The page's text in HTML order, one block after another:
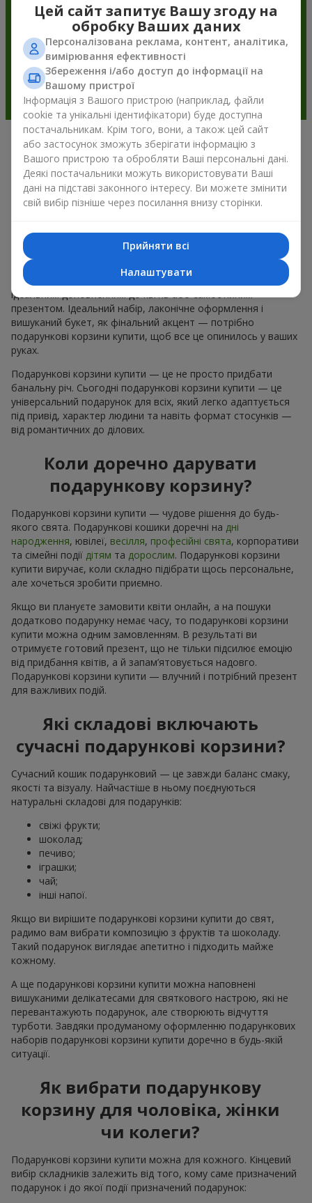
Подарункові корзини —
універсальний подарунок на будь-
яке свято
обмаль, у нас є для вас чудове перевірене рішення: ви
можете набір подарункові корзини купити. Подарункова
корзина з вишуканими смаколиками до свята, фруктами,
смачним чаєм чи, навіть, алкогольними напоями стає
ідеальним доповненням до квітів або самостійним
презентом. Ідеальний набір, лаконічне оформлення і
вишуканий букет, як фінальний акцент — потрібно
подарункові корзини купити, щоб все це опинилось у ваших
руках.
Подарункові корзини купити — це не просто придбати
банальну річ. Сьогодні подарункові корзини купити — це
універсальний подарунок для всіх, який легко адаптується
під привід, характер людини та навіть формат стосунків —
від романтичних до ділових.
Коли доречно дарувати
подарункову корзину?
Подарункові корзини купити — чудове рішення до будь-
якого свята. Подарункові кошики доречні на дні
народження, ювілеї, весілля, професійні свята, корпоративи
та сімейні події дітям та дорослим. Подарункові корзини
купити виручає, коли складно підібрати щось персональне,
але хочеться зробити приємно.
Якщо ви плануєте замовити квіти онлайн, а на пошуки
додатково подарунку немає часу, то подарункові корзини
купити можна одним замовленням. В результаті ви
отримуєте готовий презент, що не тільки підсилює емоцію
від придбання квітів, а й запам’ятовується надовго.
Подарункові корзини купити — влучний і потрібний презент
для важливих подій.
Які складові включають
сучасні подарункові корзини?
Сучасний кошик подарунковий — це завжди баланс смаку,
якості та візуалу. Найчастіше в ньому поєднуються
натуральні складові для подарунків:
свіжі фрукти;
шоколад;
печиво;
іграшки;
чай;
інші напої.
Якщо ви вирішите подарункові корзини купити до свят,
радимо вам вибрати композицію з фруктів та шоколаду.
Такий подарунок виглядає апетитно і підходить майже
кожному.
А ще подарункові корзини купити можна наповнені
вишуканими делікатесами для святкового настрою, які не
перевантажують подарунок, але створюють відчуття
турботи. Завдяки продуманому оформленню подарункових
наборів подарункові корзини купити доречно в будь-якій
ситуації.
Як вибрати подарункову
корзину для чоловіка, жінки
чи колеги?
Подарункові корзини купити можна для кожного. Кінцевий
вибір складників залежить від того, кому саме призначений
подарунок і до якої події призначений подарунок:
Цей сайт запитує Вашу згоду на
обробку Ваших даних
Персоналізована реклама, контент, аналітика,
вимірювання ефективності
Збереження і/або доступ до інформації на
Вашому пристрої
Інформація з Вашого пристрою (наприклад, файли
cookie та унікальні ідентифікатори) буде доступна
постачальникам. Крім того, вони, а також цей сайт
або застосунок зможуть зберігати інформацію з
Вашого пристрою та обробляти Ваші персональні дані.
Деякі постачальники можуть використовувати Ваші
дані на підставі законного інтересу. Ви можете змінити
свій вибір пізніше через посилання внизу сторінки.
Прийняти всі
Налаштувати